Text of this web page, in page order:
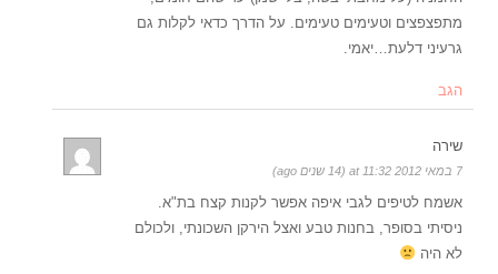
מתפצפצים וטעימים טעימים. על הדרך כדאי לקלות גם
גרעיני דלעת…יאמי.
הגב
שירה
7 במאי 2012 at 11:32 (14 שנים ago)
אשמח לטיפים לגבי איפה אפשר לקנות קצח בת"א.
ניסיתי בסופר, בחנות טבע ואצל הירקן השכונתי, ולכולם
לא היה